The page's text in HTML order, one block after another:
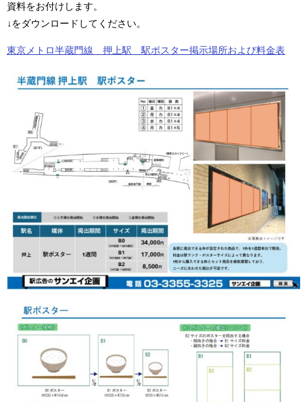
資料をお付けします。
↓をダウンロードしてください。
東京メトロ半蔵門線 押上駅 駅ポスター掲示場所および料金表